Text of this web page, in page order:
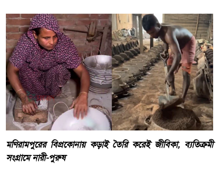
মণিরামপুরের বিপ্রকোনায় কড়াই তৈরি করেই জীবিকা, ব্যতিক্রমী
সংগ্রামে নারী-পুরুষ